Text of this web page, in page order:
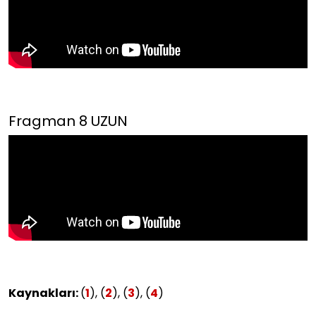
Fragman 8 UZUN
Kaynakları:(1), (2), (3), (4)